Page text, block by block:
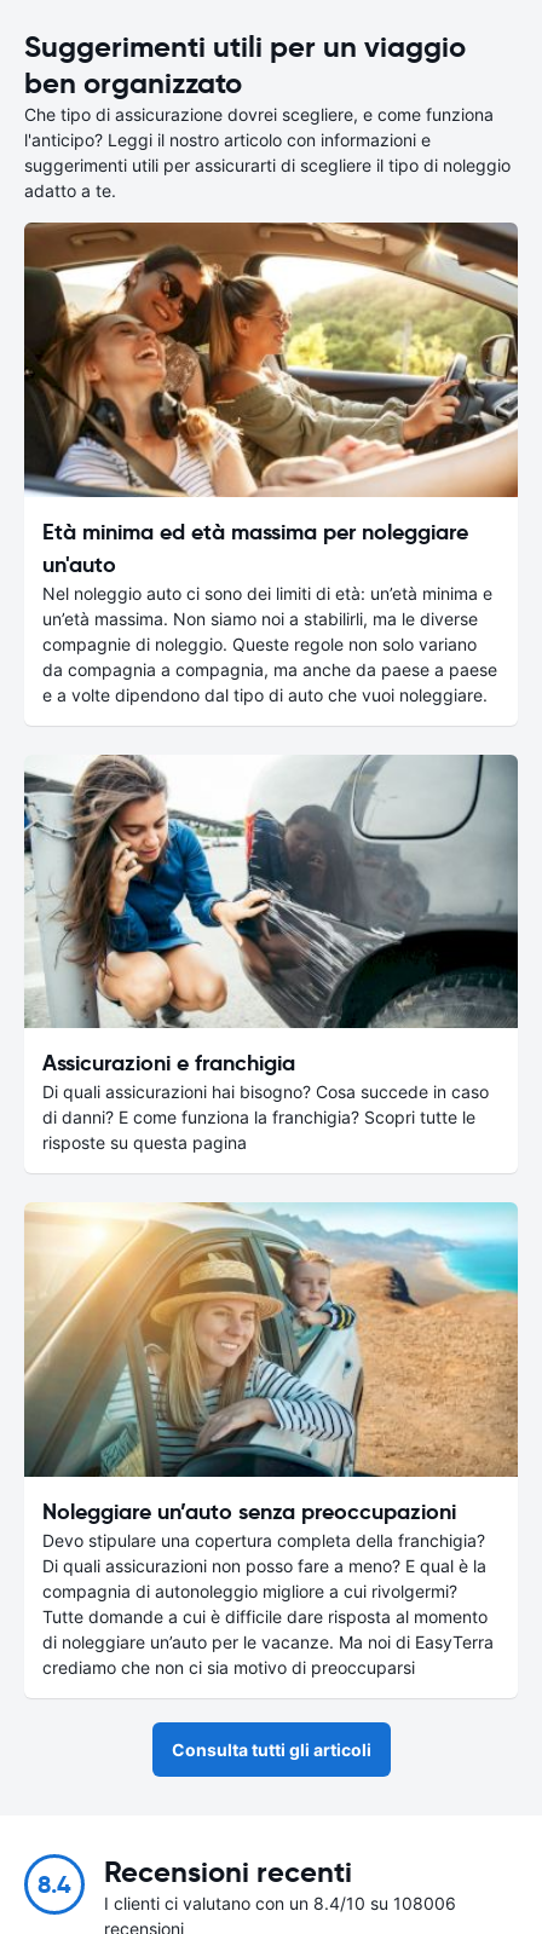
Suggerimenti utili per un viaggio
ben organizzato
Che tipo di assicurazione dovrei scegliere, e come funziona
l'anticipo? Leggi il nostro articolo con informazioni e
suggerimenti utili per assicurarti di scegliere il tipo di noleggio
adatto a te.
Età minima ed età massima per noleggiare
un'auto
Nel noleggio auto ci sono dei limiti di età: un’età minima e
un’età massima. Non siamo noi a stabilirli, ma le diverse
compagnie di noleggio. Queste regole non solo variano
da compagnia a compagnia, ma anche da paese a paese
e a volte dipendono dal tipo di auto che vuoi noleggiare.
Assicurazioni e franchigia
Di quali assicurazioni hai bisogno? Cosa succede in caso
di danni? E come funziona la franchigia? Scopri tutte le
risposte su questa pagina
Noleggiare un’auto senza preoccupazioni
Devo stipulare una copertura completa della franchigia?
Di quali assicurazioni non posso fare a meno? E qual è la
compagnia di autonoleggio migliore a cui rivolgermi?
Tutte domande a cui è difficile dare risposta al momento
di noleggiare un’auto per le vacanze. Ma noi di EasyTerra
crediamo che non ci sia motivo di preoccuparsi
Consulta tutti gli articoli
8.4 Recensioni recenti
I clienti ci valutano con un 8.4/10 su 108006
recensioni